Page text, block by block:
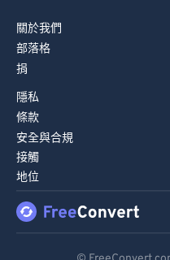
關於我們
部落格
捐
隱私
條款
安全與合規
接觸
地位